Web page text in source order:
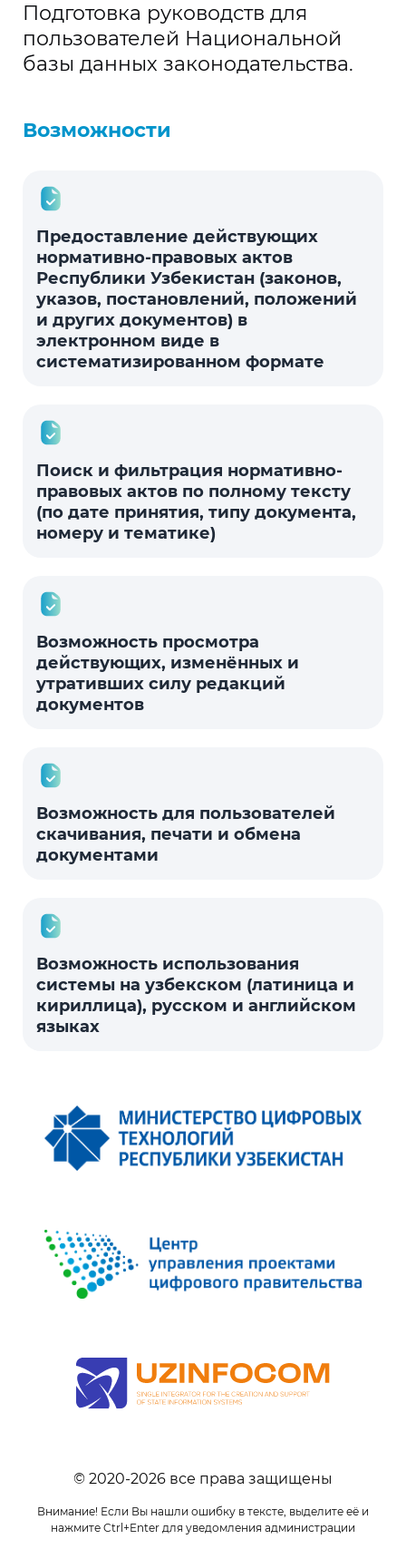
Подготовка руководств для
пользователей Национальной
базы данных законодательства.
Возможности
Предоставление действующих
нормативно-правовых актов
Республики Узбекистан (законов,
указов, постановлений, положений
и других документов) в
электронном виде в
систематизированном формате
Поиск и фильтрация нормативно-
правовых актов по полному тексту
(по дате принятия, типу документа,
номеру и тематике)
Возможность просмотра
действующих, изменённых и
утративших силу редакций
документов
Возможность для пользователей
скачивания, печати и обмена
документами
Возможность использования
системы на узбекском (латиница и
кириллица), русском и английском
языках
© 2020-2026 все права защищены
Внимание! Если Вы нашли ошибку в тексте, выделите её и
нажмите Ctrl+Enter для уведомления администрации